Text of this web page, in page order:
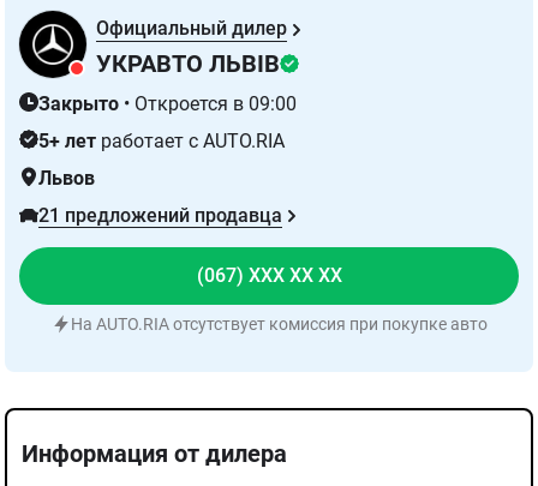
Официальный дилер
УКРАВТО ЛЬВІВ
Закрыто • Откроется в 09:00
5+ лет работает с AUTO.RIA
Львов
21 предложений продавца
(067) XXX XX XX
На AUTO.RIA отсутствует комиссия при покупке авто
Информация от дилера